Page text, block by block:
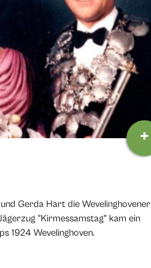
Gerda Hart die Wevelinghovener
"Kirmessamstag" kam ein
1924 Wevelinghoven.
+